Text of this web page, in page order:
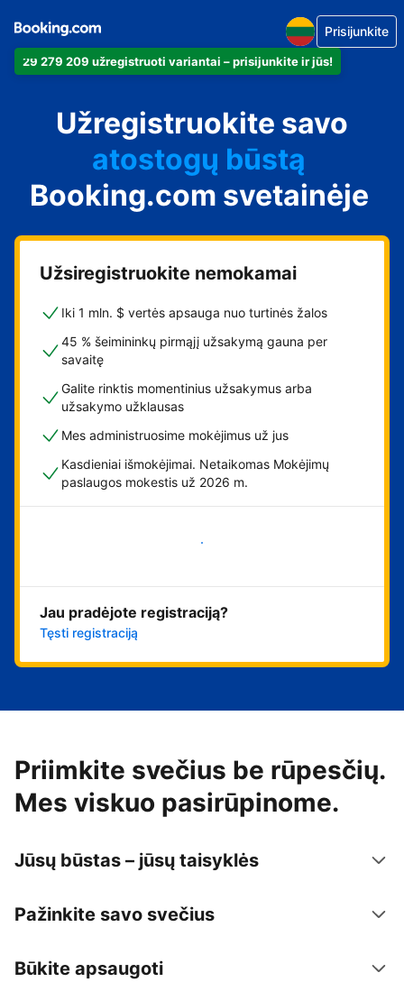
29 279 209 užregistruoti variantai – prisijunkite ir jūs!
Prisijunkite
Užregistruokite savo
apartamentus
viešbutį
atostogų būstą
svečių namus
nakvynės su pusryčiais
namus
Booking.com svetainėje
Užsiregistruokite nemokamai
Iki 1 mln. $ vertės apsauga nuo turtinės žalos
45 % šeimininkų pirmąjį užsakymą gauna per
savaitę
Galite rinktis momentinius užsakymus arba
užsakymo užklausas
Mes administruosime mokėjimus už jus
Kasdieniai išmokėjimai. Netaikomas Mokėjimų
paslaugos mokestis už 2026 m.
Pradėti
Jau pradėjote registraciją?
Tęsti registraciją
Priimkite svečius be rūpesčių.
Mes viskuo pasirūpinome.
Jūsų būstas – jūsų taisyklės
Pažinkite savo svečius
Būkite apsaugoti